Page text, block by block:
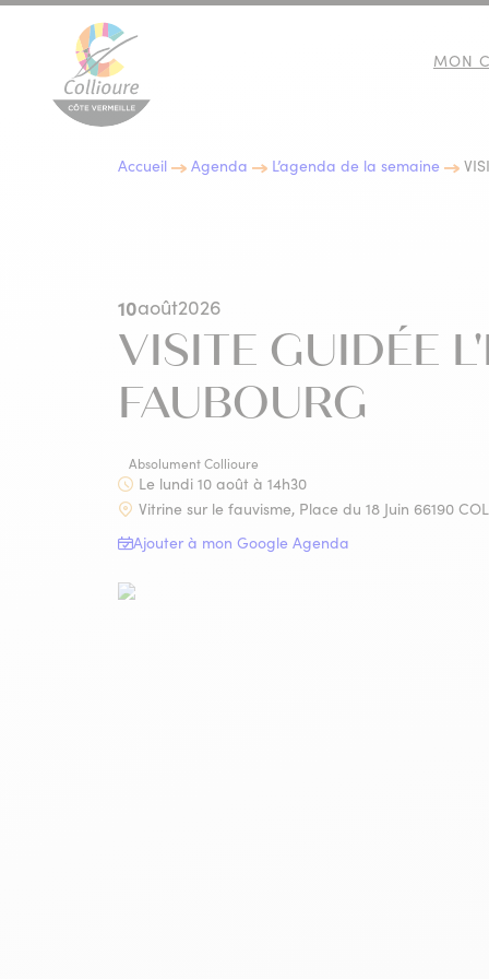
MON
10 BONNES RAISONS DE
LES INCONTOURNABLES DE
COLLIOURE
IMMERSION CULTURELLE
ACTIVITÉS NATURE
LES EXPOSITIONS
GASTRONOMIE
Accueil Agenda L’agenda de la semaine
10août2026
VISITE GUIDÉE
FAUBOURG
Absolument Collioure
Le lundi 10 août à 14h30
Vitrine sur le fauvisme, Place du 18 Juin 66190
Ajouter à mon Google Agenda